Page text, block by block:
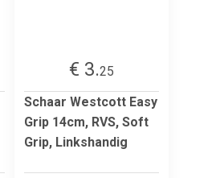
€ 3.25
Schaar Westcott Easy
Grip 14cm, RVS, Soft
Grip, Linkshandig